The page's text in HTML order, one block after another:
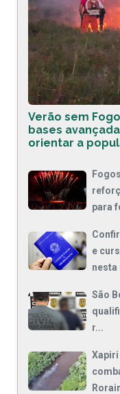
Verão sem
bases
orientar a
para
e
nesta
São
r...
Xapiri